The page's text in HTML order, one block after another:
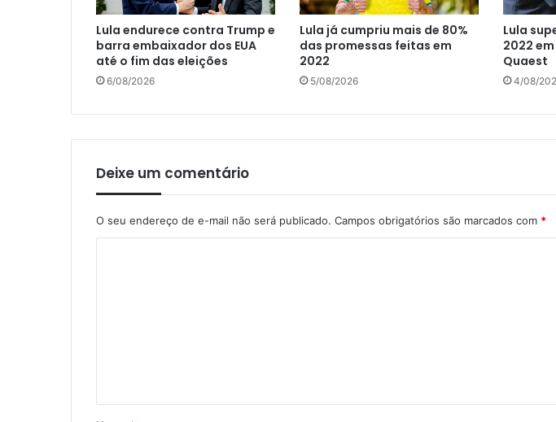
Lula endurece contra Trump e
barra embaixador dos EUA
até o fim das eleições
6/08/2026
Lula já cumpriu mais de 80%
das promessas feitas em
2022
5/08/2026
Lula
2022
Quaest
4/08/
Deixe um comentário
O seu endereço de e-mail não será publicado. Campos obrigatórios são marcados com *